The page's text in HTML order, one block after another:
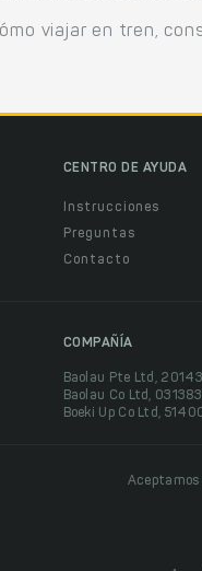
viajar en tren,
CENTRO DE AYUDA
Instrucciones
Preguntas
Contacto
COMPAÑÍA
Baolau Pte Ltd,
Baolau Co Ltd,
Boeki Up Co Ltd,
Aceptamos